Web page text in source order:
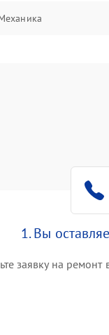
1. Вы
заявку на ремонт